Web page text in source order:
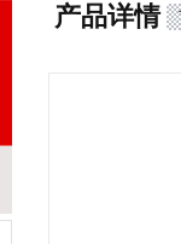
产品详情